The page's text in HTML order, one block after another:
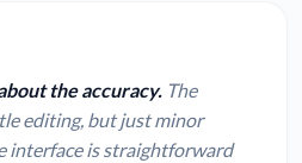
the accuracy. The
editing, but just minor
interface is straightforward